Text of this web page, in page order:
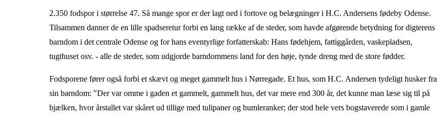
2.350 fodspor i størrelse 47. Så mange spor er der lagt ned i fortove og belægninger i H.C. Andersens fødeby Odense.
Tilsammen danner de en lille spadseretur forbi en lang række af de steder, som havde afgørende betydning for digterens
barndom i det centrale Odense og for hans eventyrlige forfatterskab: Hans fødehjem, fattiggården, vaskepladsen,
tugthuset osv. - alle de steder, som udgjorde barndommens land for den høje, tynde dreng med de store fødder.
Fodsporene fører også forbi et skævt og meget gammelt hus i Nørregade. Et hus, som H.C. Andersen tydeligt husker fra
sin barndom: "Der var omme i gaden et gammelt, gammelt hus, det var mere end 300 år, det kunne man læse sig til på
bjælken, hvor årstallet var skåret ud tillige med tulipaner og humleranker; der stod hele vers bogstaverede som i gamle